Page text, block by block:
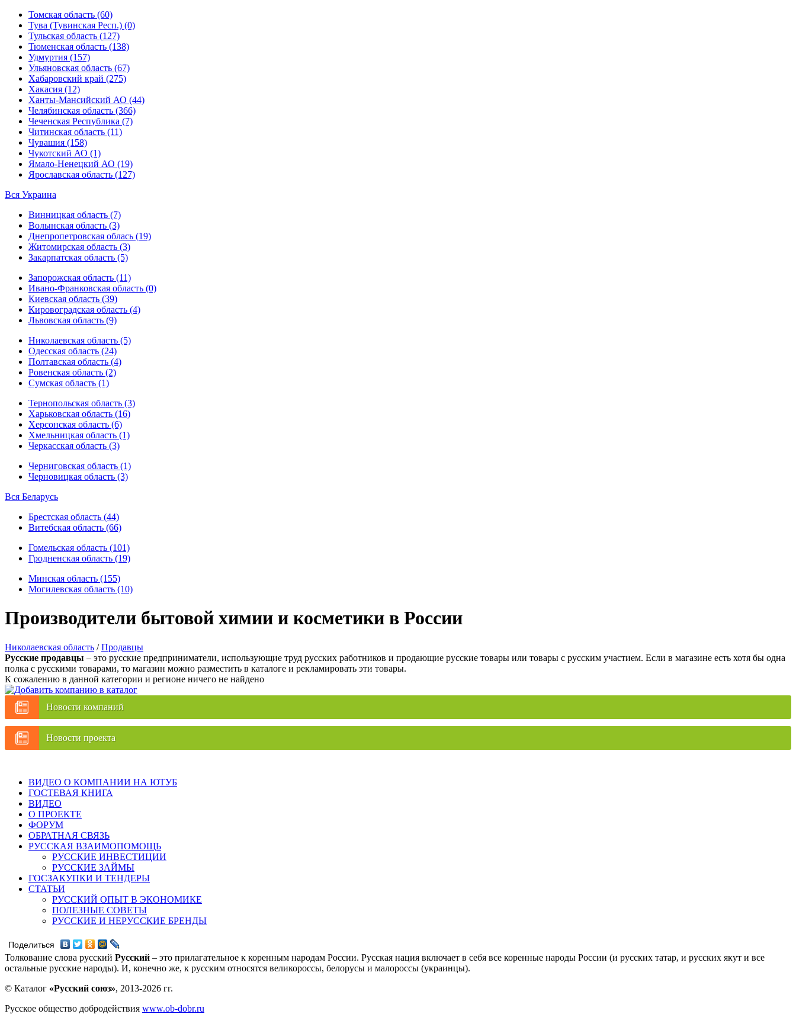
Томская область (60)
Тува (Тувинская Респ.) (0)
Тульская область (127)
Тюменская область (138)
Удмуртия (157)
Ульяновская область (67)
Хабаровский край (275)
Хакасия (12)
Ханты-Мансийский АО (44)
Челябинская область (366)
Чеченская Республика (7)
Читинская область (11)
Чувашия (158)
Чукотский АО (1)
Ямало-Ненецкий АО (19)
Ярославская область (127)
Вся Украина
Винницкая область (7)
Волынская область (3)
Днепропетровская облась (19)
Житомирская область (3)
Закарпатская область (5)
Запорожская область (11)
Ивано-Франковская область (0)
Киевская область (39)
Кировоградская область (4)
Львовская область (9)
Николаевская область (5)
Одесская область (24)
Полтавская область (4)
Ровенская область (2)
Сумская область (1)
Тернопольская область (3)
Харьковская область (16)
Херсонская область (6)
Хмельницкая область (1)
Черкасская область (3)
Черниговская область (1)
Черновицкая область (3)
Вся Беларусь
Брестская область (44)
Витебская область (66)
Гомельская область (101)
Гродненская область (19)
Минская область (155)
Могилевская область (10)
Производители бытовой химии и косметики в России
Николаевская область /Продавцы
Русские продавцы – это русские предприниматели, использующие труд русских работников и продающие русские товары или товары с русским участием. Если в магазине есть хотя бы одна
полка с русскими товарами, то магазин можно разместить в каталоге и рекламировать эти товары.
К сожалению в данной категории и регионе ничего не найдено
Новости компаний
Новости проекта
ВИДЕО О КОМПАНИИ НА ЮТУБ
ГОСТЕВАЯ КНИГА
ВИДЕО
О ПРОЕКТЕ
ФОРУМ
ОБРАТНАЯ СВЯЗЬ
РУССКАЯ ВЗАИМОПОМОЩЬ
РУССКИЕ ИНВЕСТИЦИИ
РУССКИЕ ЗАЙМЫ
ГОСЗАКУПКИ И ТЕНДЕРЫ
СТАТЬИ
РУССКИЙ ОПЫТ В ЭКОНОМИКЕ
ПОЛЕЗНЫЕ СОВЕТЫ
РУССКИЕ И НЕРУССКИЕ БРЕНДЫ
Поделиться
Толкование слова русский Русский – это прилагательное к коренным народам России. Русская нация включает в себя все коренные народы России (и русских татар, и русских якут и все
остальные русские народы). И, конечно же, к русским относятся великороссы, белорусы и малороссы (украинцы).
© Каталог «Русский союз», 2013-2026 гг.
Русское общество добродействия www.ob-dobr.ru